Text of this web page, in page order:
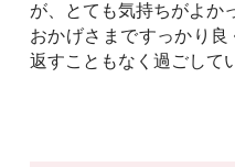
が、とても気持ちがよか
おかげさまですっかり
返すこともなく過ごして